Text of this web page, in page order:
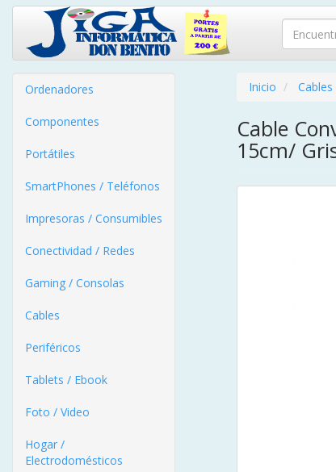
Ordenadores
Componentes
Portátiles
SmartPhones / Teléfonos
Impresoras / Consumibles
Conectividad / Redes
Gaming / Consolas
Cables
Periféricos
Tablets / Ebook
Foto / Video
Hogar /
Electrodomésticos
Inicio Cables
Cable
15cm/